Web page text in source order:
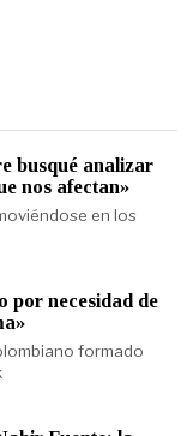
busqué analizar
nos afectan»
en los
por necesidad de
formado